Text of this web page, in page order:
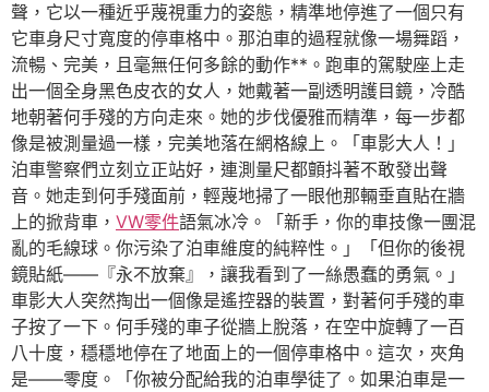
聲，它以一種近乎蔑視重力的姿態，精準地停進了一個只有
它車身尺寸寬度的停車格中。那泊車的過程就像一場舞蹈，
流暢、完美，且毫無任何多餘的動作**。跑車的駕駛座上走
出一個全身黑色皮衣的女人，她戴著一副透明護目鏡，冷酷
地朝著何手殘的方向走來。她的步伐優雅而精準，每一步都
像是被測量過一樣，完美地落在網格線上。「車影大人！」
泊車警察們立刻立正站好，連測量尺都顫抖著不敢發出聲
音。她走到何手殘面前，輕蔑地掃了一眼他那輛垂直貼在牆
上的掀背車， VW零件語氣冰冷。「新手，你的車技像一團混
亂的毛線球。你污染了泊車維度的純粹性。」「但你的後視
鏡貼紙——『永不放棄』，讓我看到了一絲愚蠢的勇氣。」
車影大人突然掏出一個像是遙控器的裝置，對著何手殘的車
子按了一下。何手殘的車子從牆上脫落，在空中旋轉了一百
八十度，穩穩地停在了地面上的一個停車格中。這次，夾角
是——零度。「你被分配給我的泊車學徒了。如果泊車是一